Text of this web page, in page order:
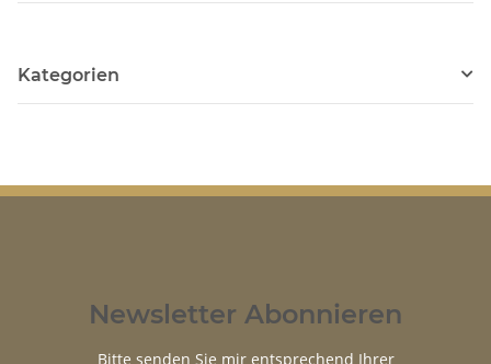
Kategorien
Newsletter Abonnieren
Bitte senden Sie mir entsprechend Ihrer